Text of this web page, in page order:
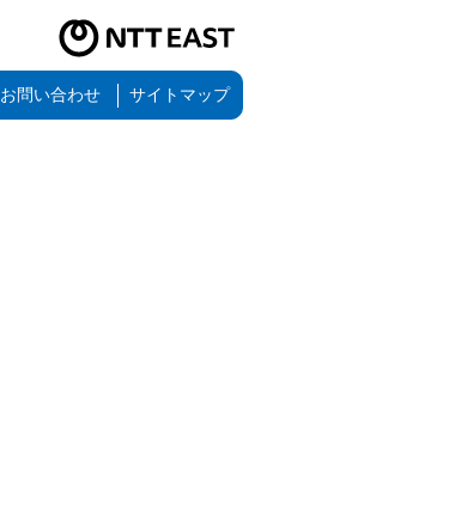
NTT東日本公式サイト（新しいタブで開きます）
お問い合わせ サイトマップ